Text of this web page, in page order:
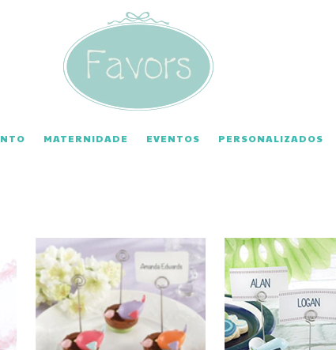
MATERNIDADE EVENTOS PERSONALIZADOS